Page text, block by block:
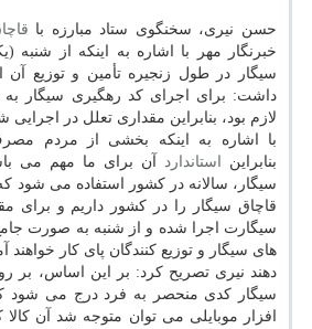
حسن نیری، سخنگوی ستاد مبارزه با
خبرنگار مهر با اشاره به اینکه از شنبه
سیگار در طول زنجیره تأمین و توزیع آن
داشت: برای اجرای کد رهگیری سیگار
لازم بود، بنابراین مقداری تعلل در
با اشاره به اینکه بخشی از مردم
بنابراین
استاندارد آن برای ما مهم می
سیگار، سالانه در کشور استفاده می شود
قاچاق سیگار را در کشور داریم و برای
سیگارت اجرا شده و از شنبه به صورت
های سیگار و توزیع کنندگان پای کار خواهند
دهند نیری تصریح کرد: بر این اساس، بر
سیگار کدی منحصر به فرد درج می شود
افزار موبایلی می توان متوجه شد آن کالا